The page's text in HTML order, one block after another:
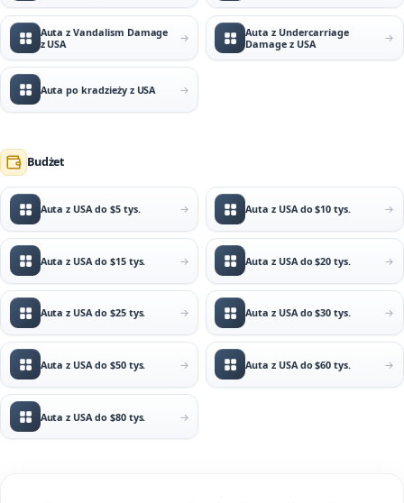
Auta z Vandalism Damage
z USA
Auta z Undercarriage
Damage z USA
Auta po kradzieży z USA
Budżet
Auta z USA do $5 tys. Auta z USA do $10 tys.
Auta z USA do $15 tys. Auta z USA do $20 tys.
Auta z USA do $25 tys. Auta z USA do $30 tys.
Auta z USA do $50 tys. Auta z USA do $60 tys.
Auta z USA do $80 tys.